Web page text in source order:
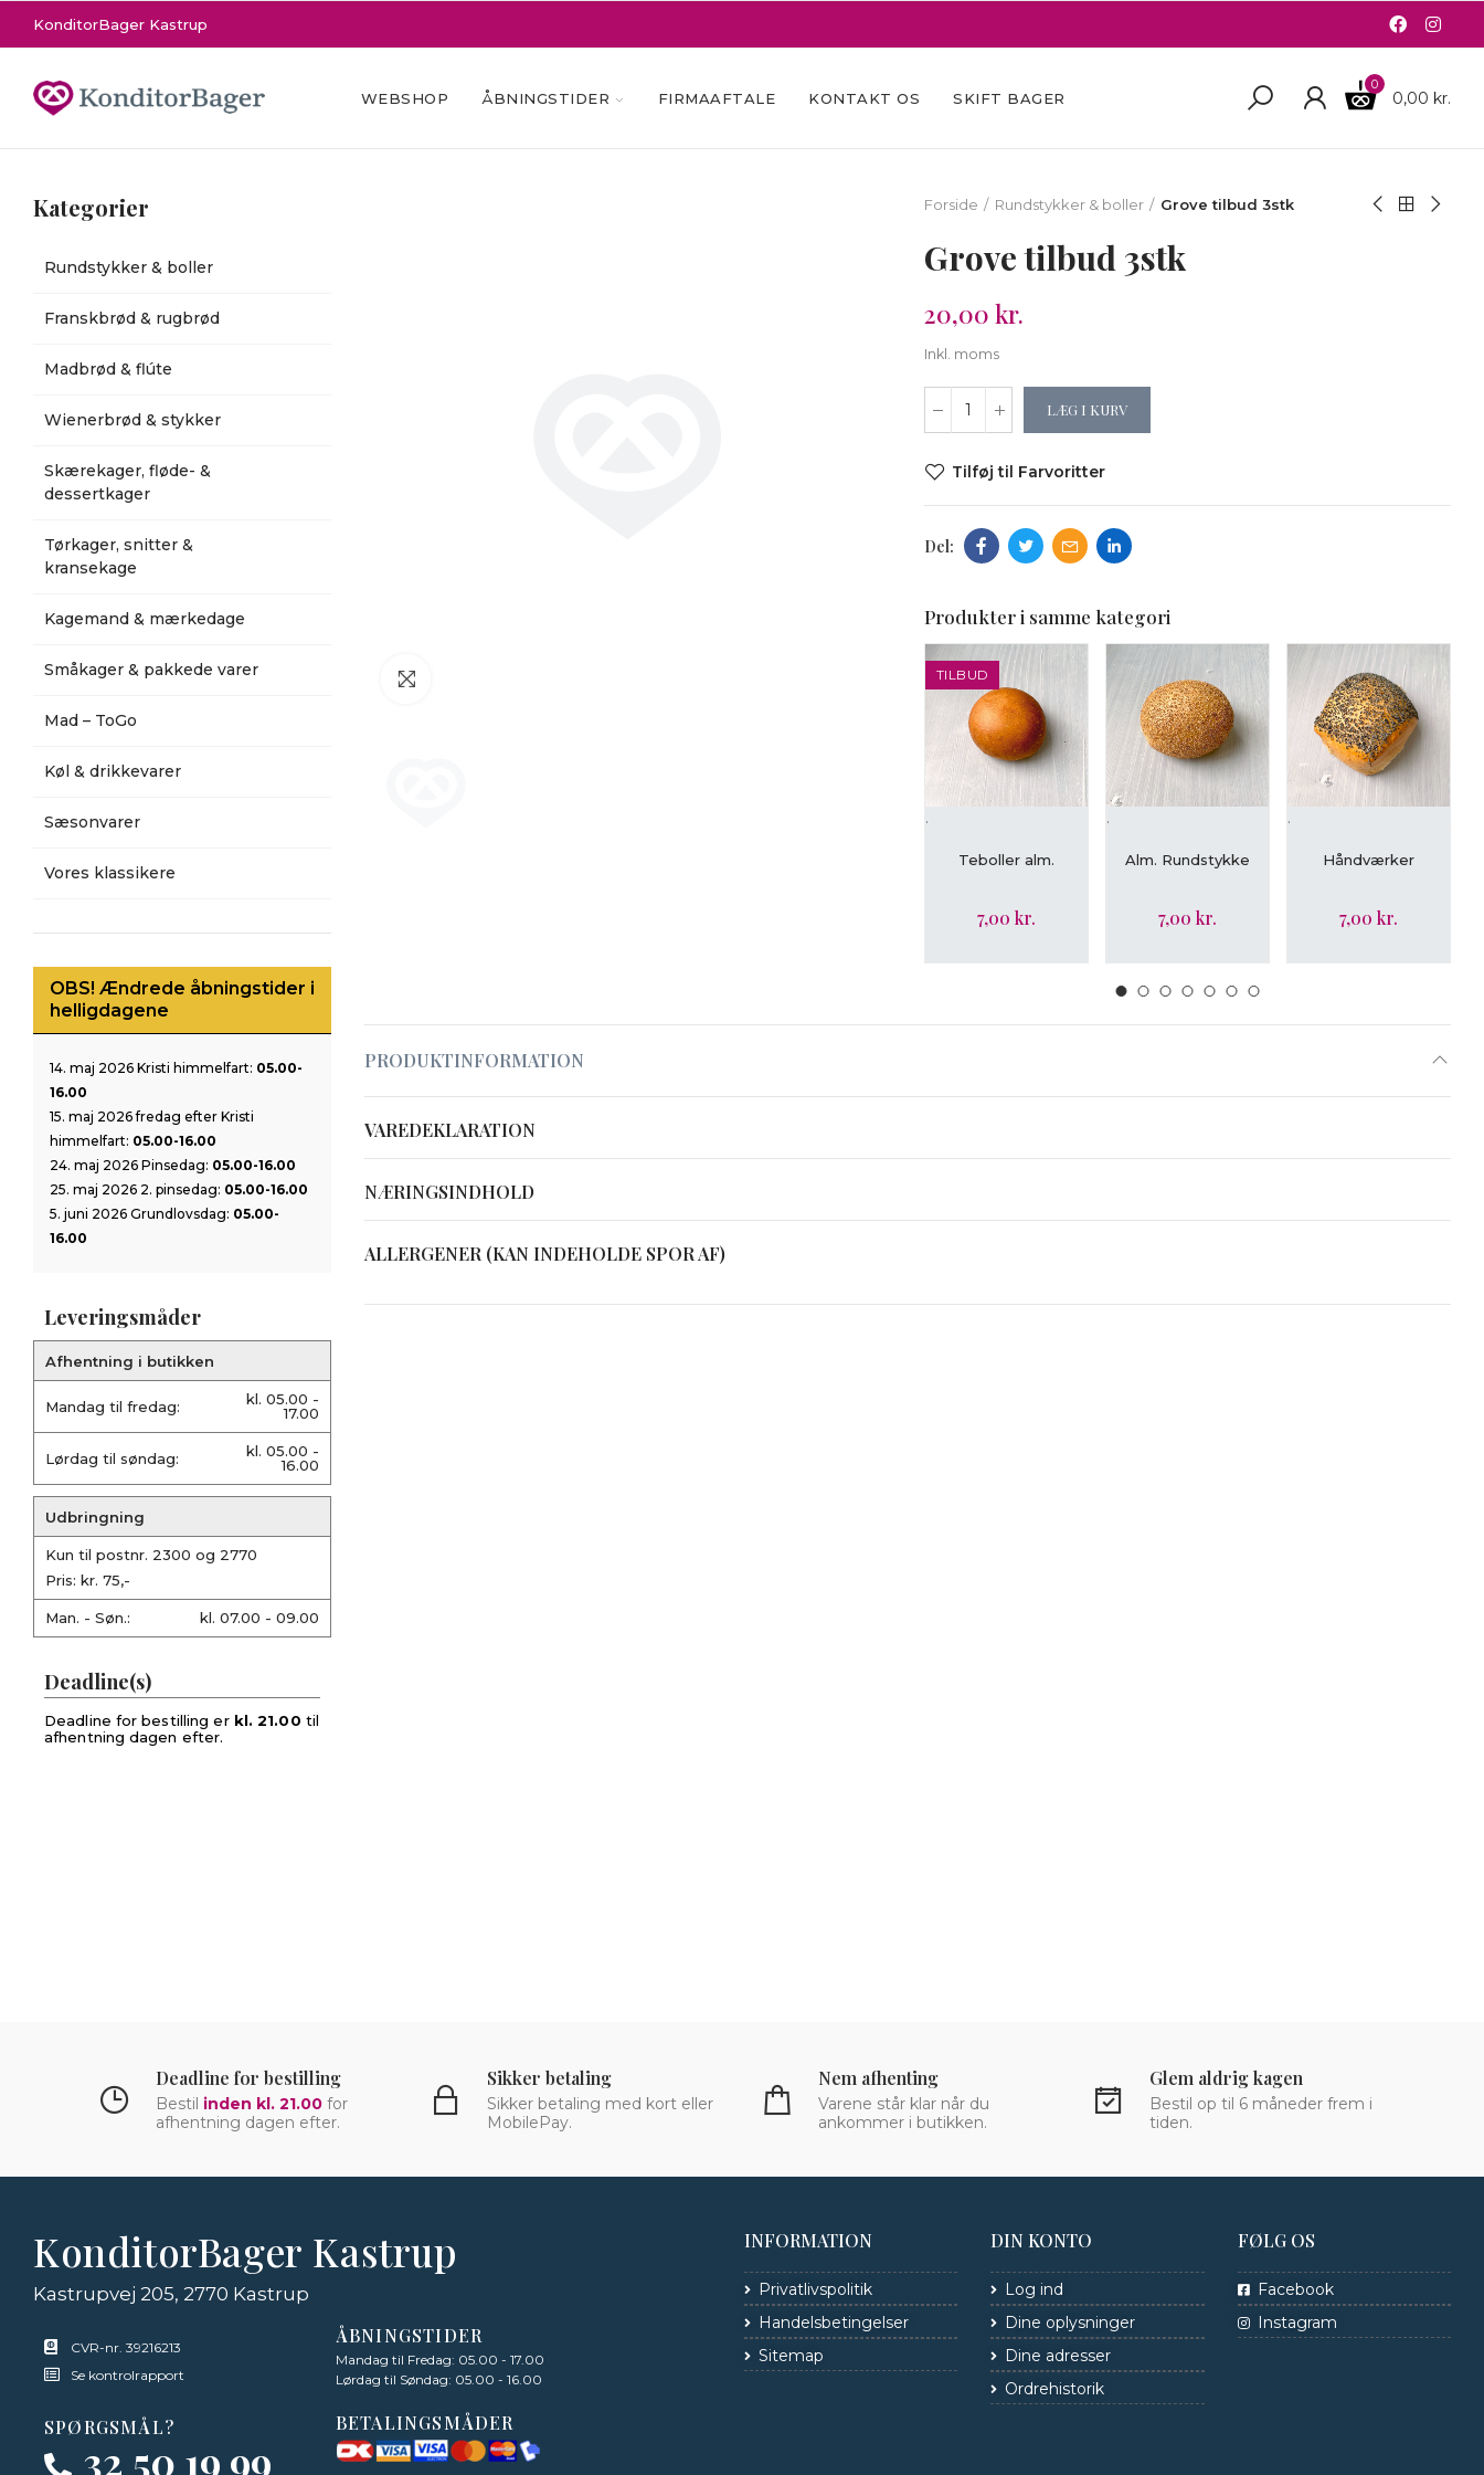
KonditorBager Kastrup
WEBSHOP ÅBNINGSTIDER FIRMAAFTALE KONTAKT OS SKIFT BAGER
0
0,00 kr.
Forside Rundstykker & boller Grove tilbud 3stk
Grove tilbud 3stk
20,00 kr.
Inkl. moms
LÆG I KURV
Tilføj til Farvoritter
Produkter i samme kategori
TILBUD
LÆG I KURV
.
Teboller alm.
7,00 kr.
LÆG I KURV
.
Alm. Rundstykke
7,00 kr.
LÆG I KURV
.
Håndværker
7,00 kr.
PRODUKTINFORMATION
VAREDEKLARATION
NÆRINGSINDHOLD
ALLERGENER (KAN INDEHOLDE SPOR AF)
Kategorier
Rundstykker & boller
Franskbrød & rugbrød
Madbrød & flúte
Wienerbrød & stykker
Skærekager, fløde- &
dessertkager
Tørkager, snitter &
kransekage
Kagemand & mærkedage
Småkager & pakkede varer
Mad – ToGo
Køl & drikkevarer
Sæsonvarer
Vores klassikere
OBS! Ændrede åbningstider i
helligdagene
14. maj 2026 Kristi himmelfart: 05.00-
16.00
15. maj 2026 fredag efter Kristi
himmelfart: 05.00-16.00
24. maj 2026 Pinsedag: 05.00-16.00
25. maj 2026 2. pinsedag: 05.00-16.00
5. juni 2026 Grundlovsdag: 05.00-
16.00
Leveringsmåder
Afhentning i butikken
Mandag til fredag:
kl. 05.00 -
17.00
Lørdag til søndag:
kl. 05.00 -
16.00
Udbringning
Kun til postnr. 2300 og 2770
Pris: kr. 75,-
Man. - Søn.: kl. 07.00 - 09.00
Deadline(s)
Deadline for bestilling er kl. 21.00 til
afhentning dagen efter.
Deadline for bestilling
Bestil inden kl. 21.00 for
afhentning dagen efter.
Sikker betaling
Sikker betaling med kort eller
MobilePay.
Nem afhenting
Varene står klar når du
ankommer i butikken.
Glem aldrig kagen
Bestil op til 6 måneder frem i
tiden.
KonditorBager Kastrup
Kastrupvej 205, 2770 Kastrup
CVR-nr. 39216213
Se kontrolrapport
SPØRGSMÅL?
32 50 19 99
ÅBNINGSTIDER
Mandag til Fredag: 05.00 - 17.00
Lørdag til Søndag: 05.00 - 16.00
BETALINGSMÅDER
INFORMATION
Privatlivspolitik
Handelsbetingelser
Sitemap
DIN KONTO
Log ind
Dine oplysninger
Dine adresser
Ordrehistorik
FØLG OS
Facebook
Instagram